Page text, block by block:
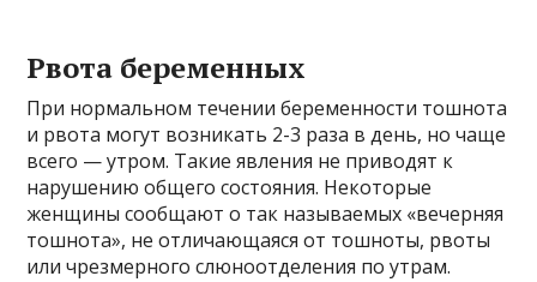
Рвота беременных
При нормальном течении беременности тошнота
и рвота могут возникать 2-3 раза в день, но чаще
всего — утром. Такие явления не приводят к
нарушению общего состояния. Некоторые
женщины сообщают о так называемых «вечерняя
тошнота», не отличающаяся от тошноты, рвоты
или чрезмерного слюноотделения по утрам.